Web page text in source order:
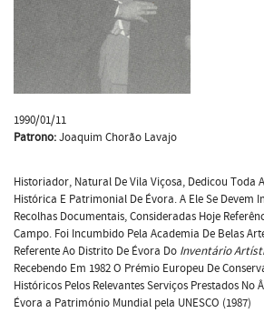
1990/01/11
Patrono:Joaquim Chorão Lavajo
Historiador, Natural De Vila Viçosa, Dedicou Toda
Histórica E Patrimonial De Évora. A Ele Se Devem
Recolhas Documentais, Consideradas Hoje
Campo. Foi Incumbido Pela Academia De Belas
Referente Ao Distrito De Évora Do Inventário
Recebendo Em 1982 O Prémio Europeu De
Históricos Pelos Relevantes Serviços Prestados
Évora a Património Mundial pela UNESCO (1987)